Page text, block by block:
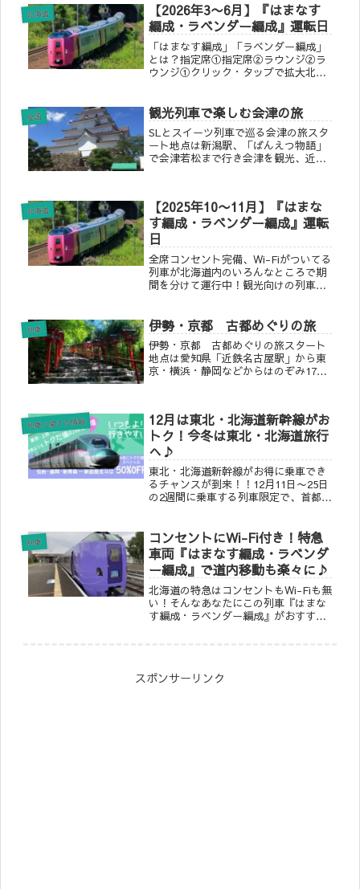
北海道
【2026年3〜6月】『はまなす
編成・ラベンダー編成』運転日
「はまなす編成」「ラベンダー編成」
とは？指定席①指定席②ラウンジ②ラ
ウンジ①クリック・タップで拡大北海
『はまなす編成・ラベンダー編成』が
おすすめ♪全席コンセント完備、...
全国 観光列車で楽しむ会津の旅
SLとスイーツ列車で巡る会津の旅スタ
ート地点は新潟駅、「ばんえつ物語」
で会津若松まで行き会津を観光、近隣
は東京(7:04発)・大宮(7:30発)のMaxと
き303号にご乗車...
北海道
【2025年10〜11月】『はまな
す編成・ラベンダー編成』運転
日
全席コンセント完備、Wi-Fiがついてる
列車が北海道内のいろんなところで期
間を分けて運行中！観光向けの列車や
たはラッキーかも♪「はまなす編成・
ラベンダー編成」で北海道旅行を楽し
みませんか？
列車 伊勢・京都 古都めぐりの旅
伊勢・京都 古都めぐりの旅スタート
地点は愛知県「近鉄名古屋駅」から東
京・横浜・静岡などからはのぞみ17号
を発車する時間を記載近鉄名古屋駅か
らはさっ...
列車に関する情報
12月は東北・北海道新幹線がお
トク！今冬は東北・北海道旅行
へ♪
東北・北海道新幹線がお得に乗車でき
るチャンスが到来！！12月11日〜25日
の2週間に乗車する列車限定で、首都圏
台・盛岡・新青森から新函館北斗間で
は半額で乗車できる『お先にト...
列車
コンセントにWi-Fi付き！特急
車両『はまなす編成・ラベンダ
ー編成』で道内移動も楽々に♪
北海道の特急はコンセントもWi-Fiも無
い！そんなあなたにこの列車『はまな
す編成・ラベンダー編成』がおすすめ
す。各車両は１本ずつだけ！見たあな
スポンサーリンク